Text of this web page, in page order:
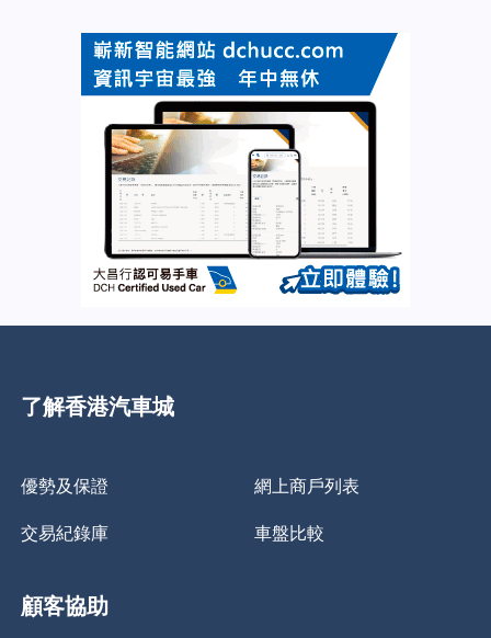
了解香港汽車城
優勢及保證 網上商戶列表
交易紀錄庫 車盤比較
顧客協助